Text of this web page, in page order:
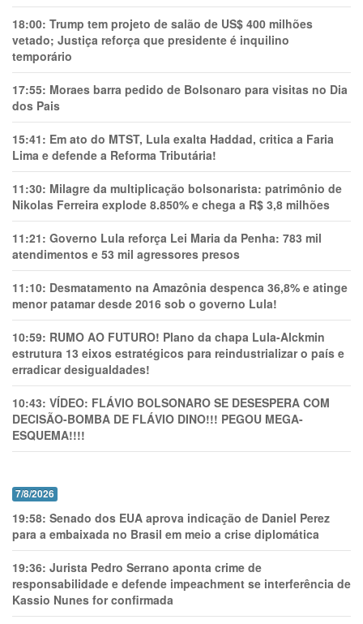
18:00: Trump tem projeto de salão de US$ 400 milhões
vetado; Justiça reforça que presidente é inquilino
temporário
17:55: Moraes barra pedido de Bolsonaro para visitas no Dia
dos Pais
15:41: Em ato do MTST, Lula exalta Haddad, critica a Faria
Lima e defende a Reforma Tributária!
11:30: Milagre da multiplicação bolsonarista: patrimônio de
Nikolas Ferreira explode 8.850% e chega a R$ 3,8 milhões
11:21: Governo Lula reforça Lei Maria da Penha: 783 mil
atendimentos e 53 mil agressores presos
11:10: Desmatamento na Amazônia despenca 36,8% e atinge
menor patamar desde 2016 sob o governo Lula!
10:59: RUMO AO FUTURO! Plano da chapa Lula-Alckmin
estrutura 13 eixos estratégicos para reindustrializar o país e
erradicar desigualdades!
10:43: VÍDEO: FLÁVIO BOLSONARO SE DESESPERA COM
DECISÃO-BOMBA DE FLÁVIO DINO!!! PEGOU MEGA-
ESQUEMA!!!!
7/8/2026
19:58: Senado dos EUA aprova indicação de Daniel Perez
para a embaixada no Brasil em meio a crise diplomática
19:36: Jurista Pedro Serrano aponta crime de
responsabilidade e defende impeachment se interferência de
Kassio Nunes for confirmada